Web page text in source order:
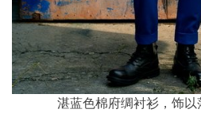
湛蓝色棉府绸衬衫，饰以